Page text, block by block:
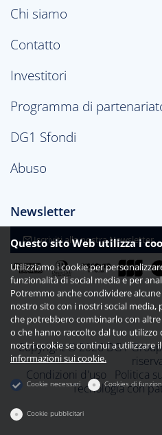
Chi siamo
Contatto
Investitori
Programma di
DG1 Sfondi
Abuso
Newsletter
Iscriviti alla nostra Newsletter
Copyright © 2026 DG1
Condizioni d'uso
Politica
Tecnologia con
Questo sito Web utilizza i
Utilizziamo i cookie per
funzionalità di social media e per
Potremmo anche condividere
nostro sito con i nostri social media,
che potrebbero combinarlo con
o che hanno raccolto dal tuo utilizzo
nostri cookie se continui a utilizzare
informazioni sui cookie.
Cookie necessari Cookies di
Cookie pubblicitari